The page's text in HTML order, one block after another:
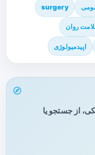
surgery
روان
اپیدمیولوژی
از جستجو یا